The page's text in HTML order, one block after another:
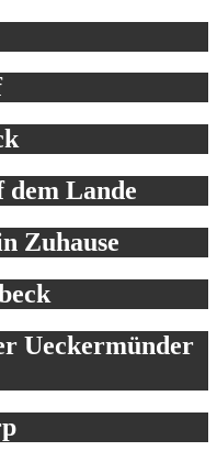
dem Lande
Zuhause
Ueckermünder